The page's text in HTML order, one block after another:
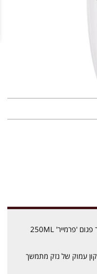
שמפו ללא מלחים לשיקום ותיקון שיער פגום 'פרמייר' 250ML
עמוק של נזק מתמשך